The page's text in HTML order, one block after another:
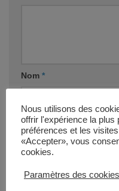
Nom *
Site web
Nous utilisons des
offrir l'expérience la plus
préférences et les
«Accepter», vous
cookies.
Paramètres des cookies